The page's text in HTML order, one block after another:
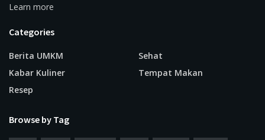
Learn more
Categories
Berita UMKM
Kabar Kuliner
Resep
Sehat
Tempat Makan
Browse by Tag